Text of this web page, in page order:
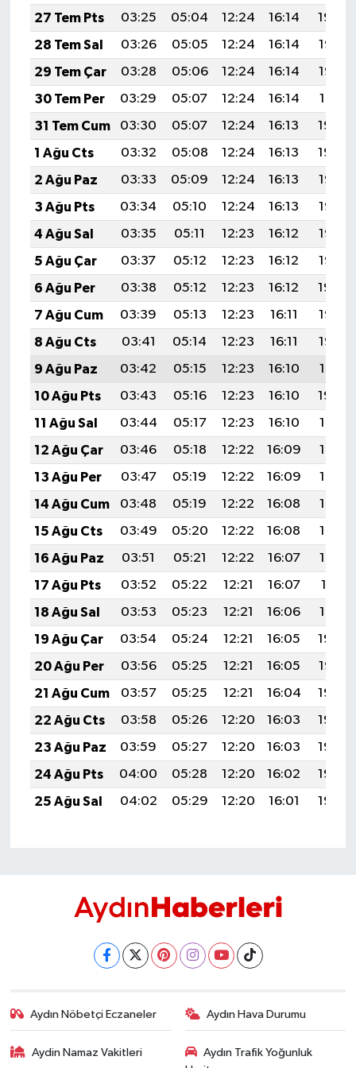
27 Tem Pts
03:25 05:04 12:24 16:14
19:34
28 Tem Sal
03:26 05:05 12:24 16:14
19:33
29 Tem Çar
03:28 05:06 12:24 16:14
19:32
30 Tem Per
03:29 05:07 12:24 16:14
19:31
31 Tem Cum
03:30 05:07 12:24 16:13
19:30
1 Ağu Cts
03:32 05:08 12:24 16:13
19:29
2 Ağu Paz
03:33 05:09 12:24 16:13
19:28
3 Ağu Pts
03:34 05:10 12:24 16:13
19:27
4 Ağu Sal
03:35 05:11 12:23 16:12
19:26
5 Ağu Çar
03:37 05:12 12:23 16:12
19:25
6 Ağu Per
03:38 05:12 12:23 16:12
19:24
7 Ağu Cum
03:39 05:13 12:23 16:11
19:23
8 Ağu Cts
03:41 05:14 12:23 16:11
19:22
9 Ağu Paz
03:42 05:15 12:23 16:10
19:21
10 Ağu Pts
03:43 05:16 12:23 16:10
19:20
11 Ağu Sal
03:44 05:17 12:23 16:10
19:18
12 Ağu Çar
03:46 05:18 12:22 16:09
19:17
13 Ağu Per
03:47 05:19 12:22 16:09
19:16
14 Ağu Cum
03:48 05:19 12:22 16:08
19:15
15 Ağu Cts
03:49 05:20 12:22 16:08
19:14
16 Ağu Paz
03:51 05:21 12:22 16:07
19:12
17 Ağu Pts
03:52 05:22 12:21 16:07
19:11
18 Ağu Sal
03:53 05:23 12:21 16:06
19:10
19 Ağu Çar
03:54 05:24 12:21 16:05
19:08
20 Ağu Per
03:56 05:25 12:21 16:05
19:07
21 Ağu Cum
03:57 05:25 12:21 16:04
19:06
22 Ağu Cts
03:58 05:26 12:20 16:03
19:04
23 Ağu Paz
03:59 05:27 12:20 16:03
19:03
24 Ağu Pts
04:00 05:28 12:20 16:02
19:02
25 Ağu Sal
04:02 05:29 12:20 16:01 19:00
Aydın Nöbetçi Eczaneler Aydın Hava Durumu
Aydin Namaz Vakitleri
Aydın Trafik Yoğunluk
YEREL
AFYON
AFYONKARAHİSAR
AYDIN
DENİZLİ
İZMİR
KÜTAHYA
MANİSA
MUĞLA
UŞAK
YURT